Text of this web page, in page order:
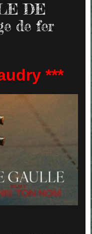
DE
de fer
***